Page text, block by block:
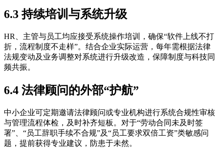
6.3 持续培训与系统升级
HR、主管与员工均应接受系统操作培训，确保“软件上线不打
折，流程制度不走样”。结合企业实际运营，每年需根据法律
法规变动及业务调整对系统进行升级改造，保障制度与科技同
频共振。
6.4 法律顾问的外部“护航”
中小企业可定期邀请法律顾问或专业机构进行系统合规性审核
与管理流程体检，及时补齐短板。对于“劳动合同未及时签
署”、“员工辞职手续不合规”及“员工要求双倍工资”类敏感问
题，提前获得专业建议，防患于未然。